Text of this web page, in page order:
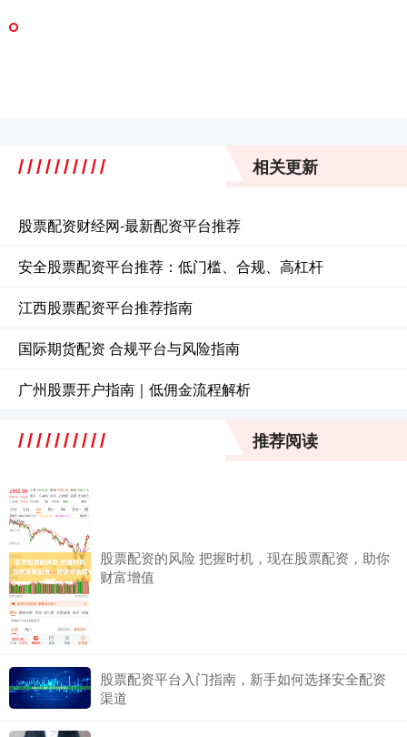
相关更新
股票配资财经网-最新配资平台推荐
安全股票配资平台推荐：低门槛、合规、高杠杆
江西股票配资平台推荐指南
国际期货配资 合规平台与风险指南
广州股票开户指南｜低佣金流程解析
推荐阅读
股票配资的风险 把握时机，现在股票配资，助你
财富增值
股票配资平台入门指南，新手如何选择安全配资
渠道